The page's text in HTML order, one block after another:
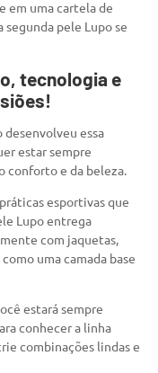
em uma cartela de
segunda pele Lupo se
tecnologia e
desenvolveu essa
estar sempre
conforto e da beleza.
esportivas que
Lupo entrega
com jaquetas,
uma camada base
estará sempre
conhecer a linha
combinações lindas e